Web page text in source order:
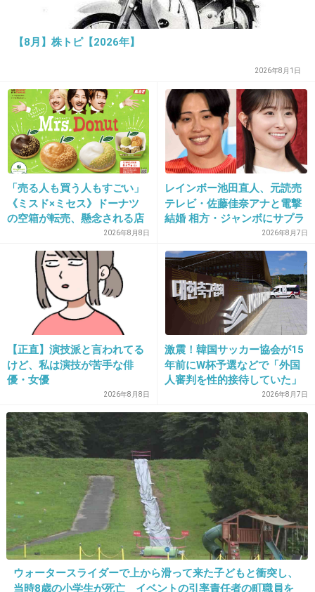
1件の返信
+18 -3
20. 匿名2026/06/03(水) 19:18:10
触らぬ神に祟りなし
りは極めて慎重にすべきだよ
3件の返信
-4
21. 匿名2026/06/03(水) 19:18:14
真夏のタクシー乗り場で全然車が来なくてバテ
ていた私のひとつ後ろに並んでいたおばあさん
に、来た車を譲ったことがある。すごく感謝し
てくれた。私はそこからさらに15分待った。
2件の返信
+57 -2
【8月】株トピ【2026年】
2026年8月1日
「売る人も買う人もすごい」
《ミスド×ミセス》ドーナツ
の空箱が転売、懸念される店
2026年8月8日
レインボー池田直人、元読売
テレビ・佐藤佳奈アナと電撃
結婚 相方・ジャンボにサプラ
2026年8月7日
【正直】演技派と言われてる
けど、私は演技が苦手な俳
優・女優
2026年8月8日
激震！韓国サッカー協会が15
年前にW杯予選などで「外国
人審判を性的接待していた」
疑惑のスキャンダルが発覚！
7試合20人が対象で日本人審
判が含まれていたとの指摘
も…
2026年8月7日
ウォータースライダーで上から滑って来た子どもと衝突し、
当時8歳の小学生が死亡 イベントの引率責任者の町職員を